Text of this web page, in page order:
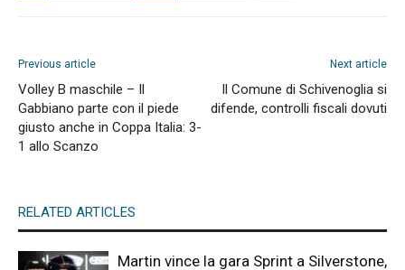
Previous article
Volley B maschile – Il
Gabbiano parte con il piede
giusto anche in Coppa Italia: 3-
1 allo Scanzo
Next article
Il Comune di Schivenoglia si
difende, controlli fiscali dovuti
RELATED ARTICLES
Martin vince la gara Sprint a Silverstone,